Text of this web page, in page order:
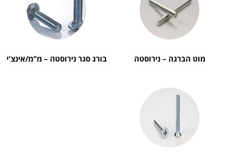
מוט הברגה – נירוסטה בורג סגר נירוסטה – מ"מ/אינצ'י